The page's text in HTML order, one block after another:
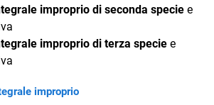
improprio di seconda specie e
improprio di terza specie e
improprio